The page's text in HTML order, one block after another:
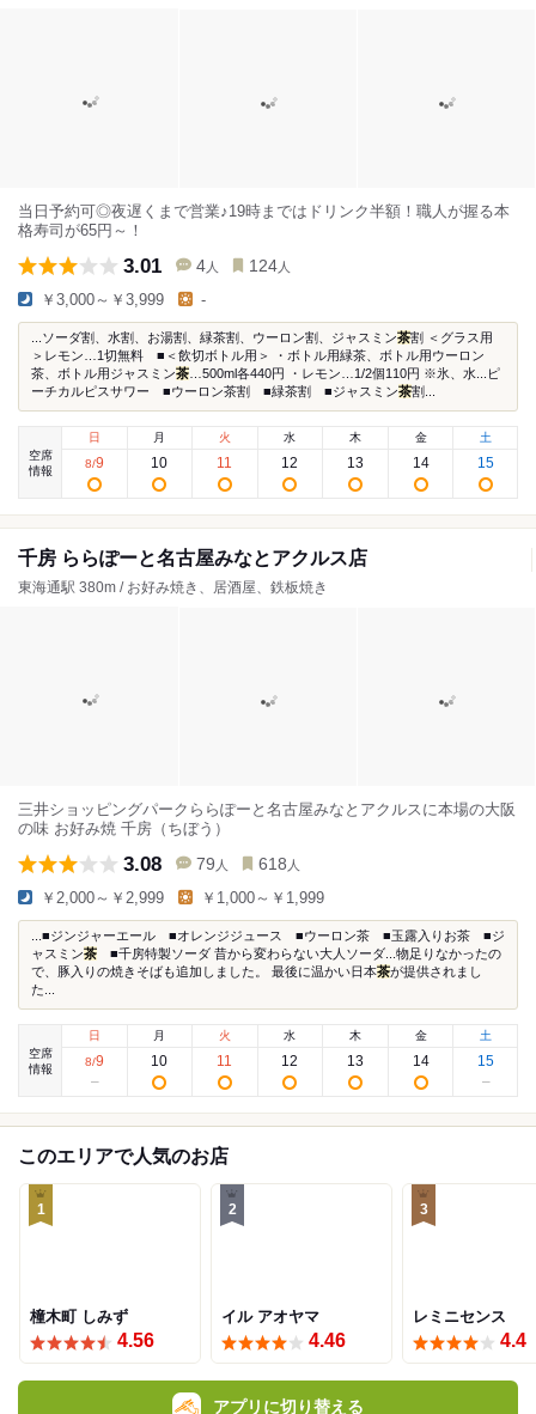
当日予約可◎夜遅くまで営業♪19時まではドリンク半額！職人が握る本
格寿司が65円～！
3.01 4 人 124 人
￥3,000～￥3,999 -
...ソーダ割、水割、お湯割、緑茶割、ウーロン割、ジャスミン茶割 ＜グラス用
＞レモン…1切無料 ■＜飲切ボトル用＞ ・ボトル用緑茶、ボトル用ウーロン
茶、ボトル用ジャスミン茶 …500ml各440円 ・レモン…1/2個110円 ※氷、水...ピ
ーチカルピスサワー ■ウーロン茶割 ■緑茶割 ■ジャスミン茶割...
空席
情報
日
8/9
月
10
火
11
水
12
木
13
金
14
土
15
千房 ららぽーと名古屋みなとアクルス店
東海通駅 380m / お好み焼き、居酒屋、鉄板焼き
三井ショッピングパークららぽーと名古屋みなとアクルスに本場の大阪
の味 お好み焼 千房（ちぼう）
3.08 79 人 618 人
￥2,000～￥2,999 ￥1,000～￥1,999
...■ジンジャーエール ■オレンジジュース ■ウーロン茶 ■玉露入りお茶 ■ジ
ャスミン茶 ■千房特製ソーダ 昔から変わらない大人ソーダ...物足りなかったの
で、豚入りの焼きそばも追加しました。 最後に温かい日本茶が提供されまし
た...
空席
情報
日
8/9
月
10
火
11
水
12
木
13
金
14
土
15
このエリアで人気のお店
1
橦木町 しみず
4.56
2
イル アオヤマ
4.46
3
レミニセンス
4.4
アプリに切り替える